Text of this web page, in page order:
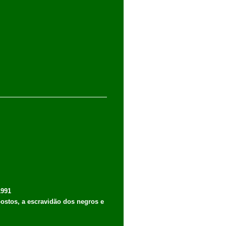
a escravidão dos negros e